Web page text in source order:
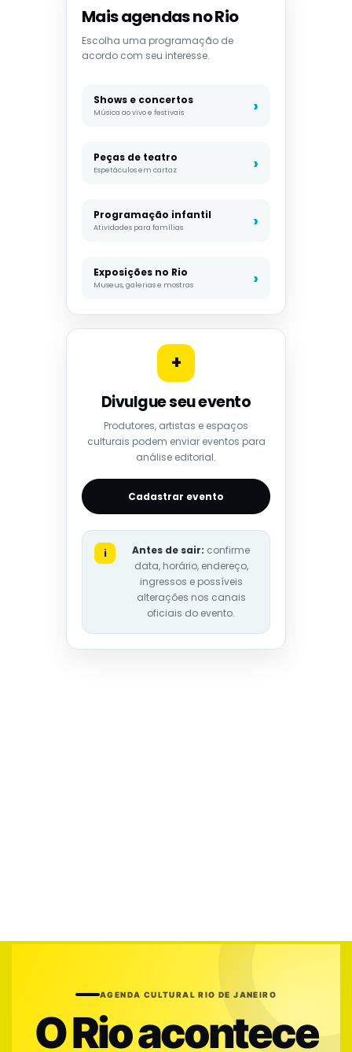
Mais agendas no Rio
Escolha uma programação de
acordo com seu interesse.
Shows e concertos
Música ao vivo e festivais
Peças de teatro
Espetáculos em cartaz
Programação infantil
Atividades para famílias
Exposições no Rio
Museus, galerias e mostras
+
Divulgue seu evento
Produtores, artistas e espaços
culturais podem enviar eventos para
análise editorial.
Cadastrar evento
i Antes de sair: confirme
data, horário, endereço,
ingressos e possíveis
alterações nos canais
oficiais do evento.
AGENDA CULTURAL RIO DE JANEIRO
O Rio acontece